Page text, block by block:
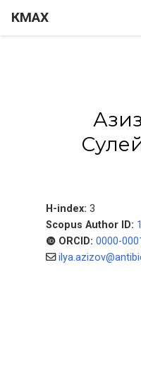
КМАХ
H-index: 3
Scopus Author ID:
ORCID: 0000-